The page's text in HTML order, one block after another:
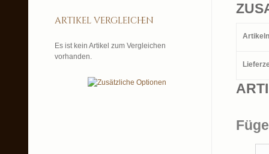
artikel vergleichen
Es ist kein Artikel zum Vergleichen
vorhanden.